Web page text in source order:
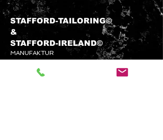
STAFFORD-TAILORING©
&​
STAFFORD-IRELAND©
MANUFAKTUR
info@stafford-tailoring.com
+49 (0) 1573 5 60 80 70